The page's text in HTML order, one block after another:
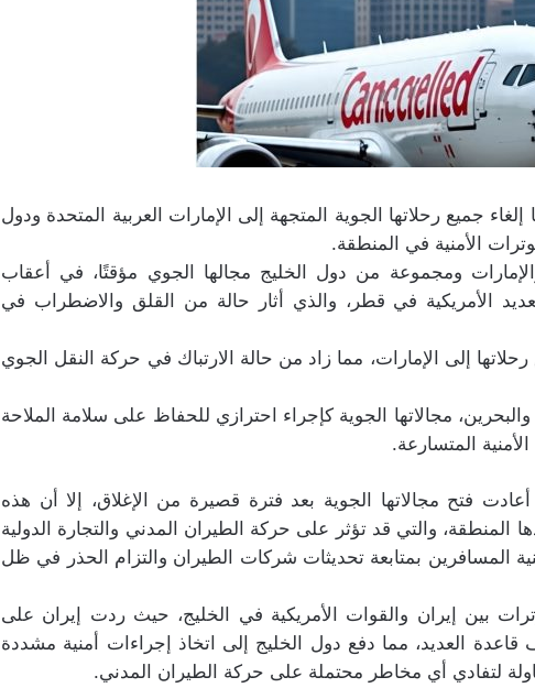
جميع رحلاتها الجوية المتجهة إلى الإمارات العربية المتحدة ودول
الأمنية في المنطقة.
ومجموعة من دول الخليج مجالها الجوي مؤقتًا، في أعقاب
الأمريكية في قطر، والذي أثار حالة من القلق والاضطراب في
إلى الإمارات، مما زاد من حالة الارتباك في حركة النقل الجوي
مجالاتها الجوية كإجراء احترازي للحفاظ على سلامة الملاحة
المتسارعة.
فتح مجالاتها الجوية بعد فترة قصيرة من الإغلاق، إلا أن هذه
المنطقة، والتي قد تؤثر على حركة الطيران المدني والتجارة الدولية
المسافرين بمتابعة تحديثات شركات الطيران والتزام الحذر في ظل
بين إيران والقوات الأمريكية في الخليج، حيث ردت إيران على
العديد، مما دفع دول الخليج إلى اتخاذ إجراءات أمنية مشددة
لتفادي أي مخاطر محتملة على حركة الطيران المدني.